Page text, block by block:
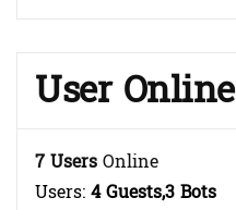
User Online
7 UsersOnline
Users:4 Guests,3 Bots